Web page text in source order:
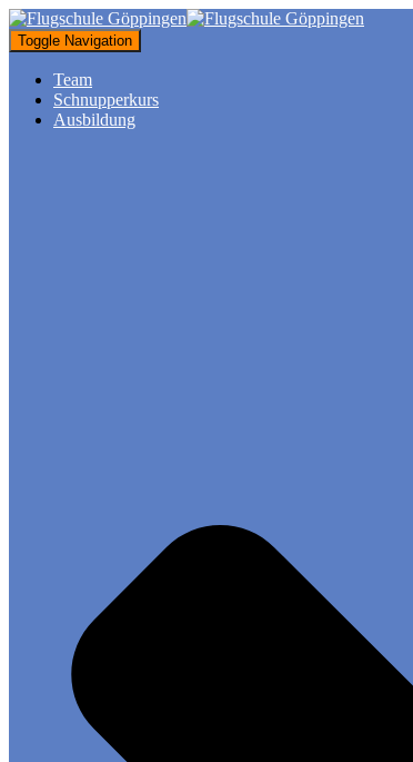
Toggle Navigation
Team
Schnupperkurs
Ausbildung